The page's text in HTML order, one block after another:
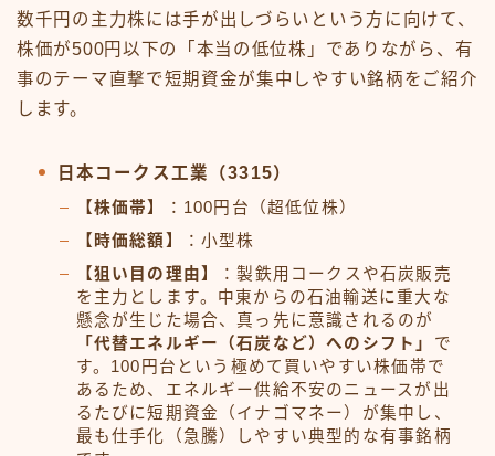
数千円の主力株には手が出しづらいという方に向けて、
株価が500円以下の「本当の低位株」でありながら、有
事のテーマ直撃で短期資金が集中しやすい銘柄をご紹介
します。
日本コークス工業（3315）
【株価帯】
：100円台（超低位株）
【時価総額】
：小型株
【狙い目の理由】
：製鉄用コークスや石炭販売
を主力とします。中東からの石油輸送に重大な
懸念が生じた場合、真っ先に意識されるのが
「代替エネルギー（石炭など）へのシフト」 で
す。100円台という極めて買いやすい株価帯で
あるため、エネルギー供給不安のニュースが出
るたびに短期資金（イナゴマネー）が集中し、
最も仕手化（急騰）しやすい典型的な有事銘柄